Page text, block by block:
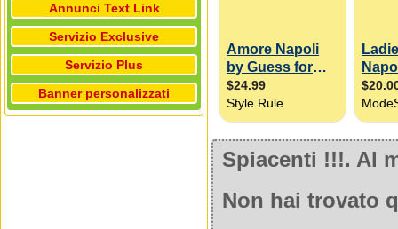
Annunci Text Link
Servizio Exclusive
Servizio Plus
Banner personalizzati
Spiacenti !!!. Al
Non hai trovato